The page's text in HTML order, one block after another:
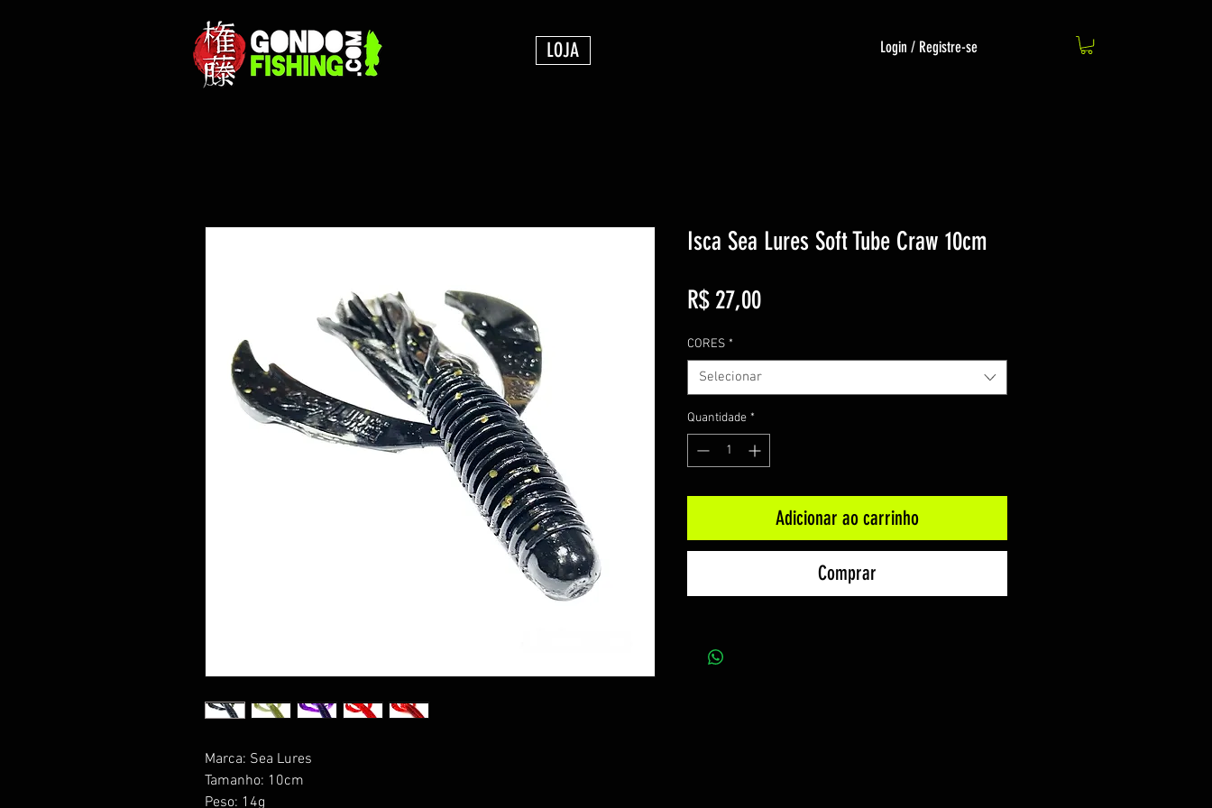
LOJA Login / Registre-se
Marca: Sea Lures
Tamanho: 10cm
Peso: 14g
Isca Sea Lures Soft Tube Craw 10cm
R$ 27,00Preço
CORES *
Selecionar
Quantidade *
Adicionar ao carrinho
Comprar